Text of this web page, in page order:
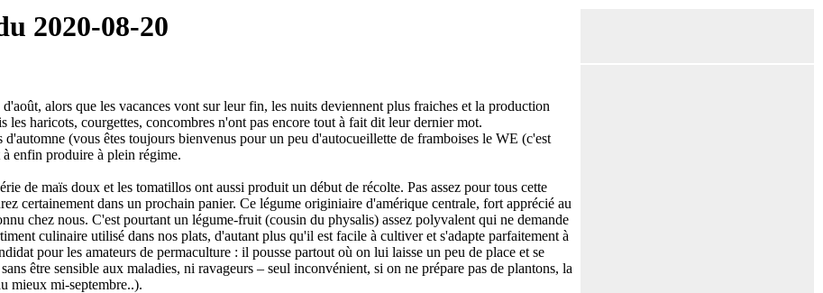
2020-08-20
alors que les vacances vont sur leur fin, les nuits deviennent plus fraiches et la production
les haricots, courgettes, concombres n'ont pas encore tout à fait dit leur dernier mot.
d'automne (vous êtes toujours bienvenus pour un peu d'autocueillette de framboises le WE (c'est
enfin produire à plein régime.
de maïs doux et les tomatillos ont aussi produit un début de récolte. Pas assez pour tous cette
certainement dans un prochain panier. Ce légume originiaire d'amérique centrale, fort apprécié au
chez nous. C'est pourtant un légume-fruit (cousin du physalis) assez polyvalent qui ne demande
culinaire utilisé dans nos plats, d'autant plus qu'il est facile à cultiver et s'adapte parfaitement à
pour les amateurs de permaculture : il pousse partout où on lui laisse un peu de place et se
être sensible aux maladies, ni ravageurs – seul inconvénient, si on ne prépare pas de plantons, la
mieux mi-septembre..).